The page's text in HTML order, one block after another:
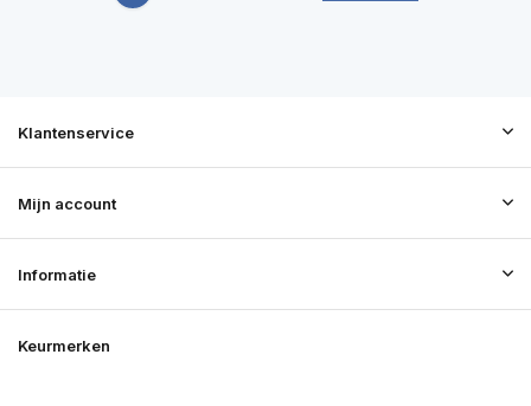
Klantenservice
Mijn account
Informatie
Keurmerken